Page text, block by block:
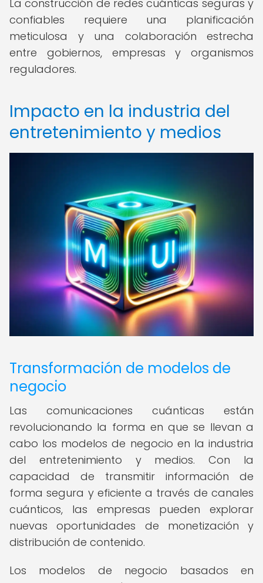
La construcción de redes cuánticas seguras y
confiables requiere una planificación
meticulosa y una colaboración estrecha
entre gobiernos, empresas y organismos
reguladores.
Impacto en la industria del
entretenimiento y medios
Transformación de modelos de
negocio
Las comunicaciones cuánticas están
revolucionando la forma en que se llevan a
cabo los modelos de negocio en la industria
del entretenimiento y medios. Con la
capacidad de transmitir información de
forma segura y eficiente a través de canales
cuánticos, las empresas pueden explorar
nuevas oportunidades de monetización y
distribución de contenido.
Los modelos de negocio basados en